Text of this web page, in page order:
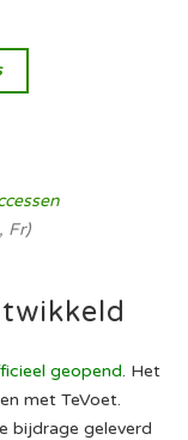
Fr)
geopend. Het
met TeVoet.
bijdrage geleverd